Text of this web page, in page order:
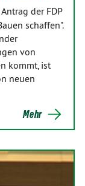
der FDP
schaffen".
von
kommt, ist
neuen
Mehr